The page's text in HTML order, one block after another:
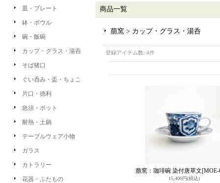
皿・プレート
鉢・ボウル
碗・飯碗
カップ・グラス・湯呑
そば猪口
ぐい呑み・盃・ちょこ
片口・徳利
急須・ポット
耐熱・土鍋
テーブルウェア小物
ガラス
カトラリー
花器・ふたもの
商品一覧
萠窯 > カップ・グラス・湯呑
登録アイテム数: 4件
萠窯：珈琲碗 染付唐草文[MOE-
15,400円(税込)